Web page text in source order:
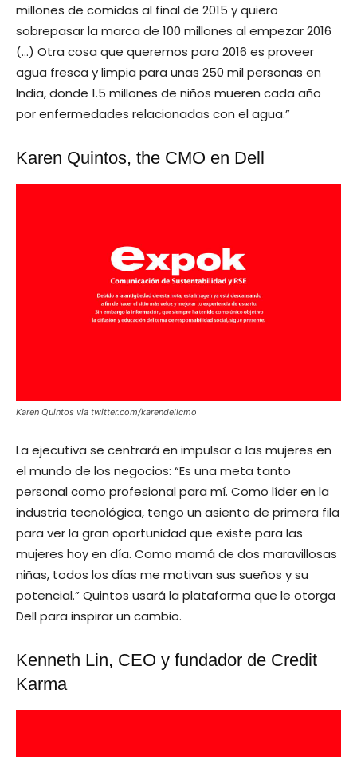
millones de comidas al final de 2015 y quiero
sobrepasar la marca de 100 millones al empezar 2016
(…) Otra cosa que queremos para 2016 es proveer
agua fresca y limpia para unas 250 mil personas en
India, donde 1.5 millones de niños mueren cada año
por enfermedades relacionadas con el agua.”
Karen Quintos, the CMO en Dell
Karen Quintos via twitter.com/karendellcmo
La ejecutiva se centrará en impulsar a las mujeres en
el mundo de los negocios: “Es una meta tanto
personal como profesional para mí. Como líder en la
industria tecnológica, tengo un asiento de primera fila
para ver la gran oportunidad que existe para las
mujeres hoy en día. Como mamá de dos maravillosas
niñas, todos los días me motivan sus sueños y su
potencial.” Quintos usará la plataforma que le otorga
Dell para inspirar un cambio.
Kenneth Lin, CEO y fundador de Credit
Karma